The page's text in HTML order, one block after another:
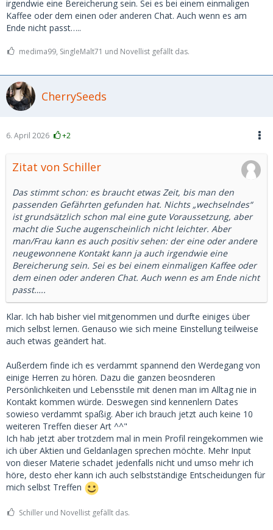
irgendwie eine Bereicherung sein. Sei es bei einem einmaligen
Kaffee oder dem einen oder anderen Chat. Auch wenn es am
Ende nicht passt…..
medima99, SingleMalt71 und Novellist gefällt das.
CherrySeeds
6. April 2026 +2
Zitat von Schiller
Das stimmt schon: es braucht etwas Zeit, bis man den
passenden Gefährten gefunden hat. Nichts „wechselndes“
ist grundsätzlich schon mal eine gute Voraussetzung, aber
macht die Suche augenscheinlich nicht leichter. Aber
man/Frau kann es auch positiv sehen: der eine oder andere
neugewonnene Kontakt kann ja auch irgendwie eine
Bereicherung sein. Sei es bei einem einmaligen Kaffee oder
dem einen oder anderen Chat. Auch wenn es am Ende nicht
passt…..
Klar. Ich hab bisher viel mitgenommen und durfte einiges über
mich selbst lernen. Genauso wie sich meine Einstellung teilweise
auch etwas geändert hat.
Außerdem finde ich es verdammt spannend den Werdegang von
einige Herren zu hören. Dazu die ganzen beosnderen
Persönlichkeiten und Lebensstile mit denen man im Alltag nie in
Kontakt kommen würde. Deswegen sind kennenlern Dates
sowieso verdammt spaßig. Aber ich brauch jetzt auch keine 10
weiteren Treffen dieser Art ^^"
Ich hab jetzt aber trotzdem mal in mein Profil reingekommen wie
ich über Aktien und Geldanlagen sprechen möchte. Mehr Input
von dieser Materie schadet jedenfalls nicht und umso mehr ich
höre, desto eher kann ich auch selbstständige Entscheidungen für
mich selbst Treffen
Schiller und Novellist gefällt das.